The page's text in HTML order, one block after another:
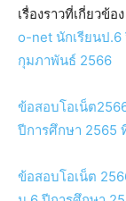
เรื่องราวที่เกี่ยวข้อง
o-net นักเรียนป.6
กุมภาพันธ์ 2566
ข้อสอบโอเน็ต
ปีการศึกษา 2565
ข้อสอบโอเน็ต